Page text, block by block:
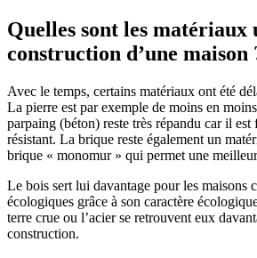
Quelles sont les matériaux
construction d’une maison
Avec le temps, certains matériaux ont été
La pierre est par exemple de moins en
parpaing (béton) reste très répandu car il est
résistant. La brique reste également un
brique « monomur » qui permet une
Le bois sert lui davantage pour les maisons
écologiques grâce à son caractère
terre crue ou l’acier se retrouvent eux
construction.